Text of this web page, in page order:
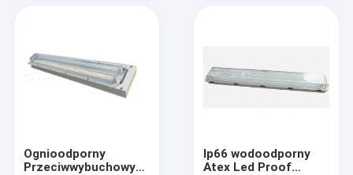
Ognioodporny
Przeciwwybuchowy
Ip66 wodoodporny
Atex Led Proof